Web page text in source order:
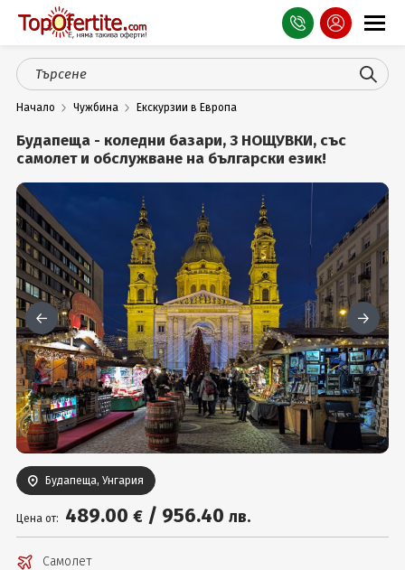
Оферти
СПА
Планина
Море
Чужбина
Празници
Турция
Гърция
Услуги
Вход
Начало Чужбина Екскурзии в Европа
Будапеща - коледни базари, 3 НОЩУВКИ, със
самолет и обслужване на български език!
Будапеща, Унгария
Цена от: 489.00 € / 956.40 лв.
Самолет